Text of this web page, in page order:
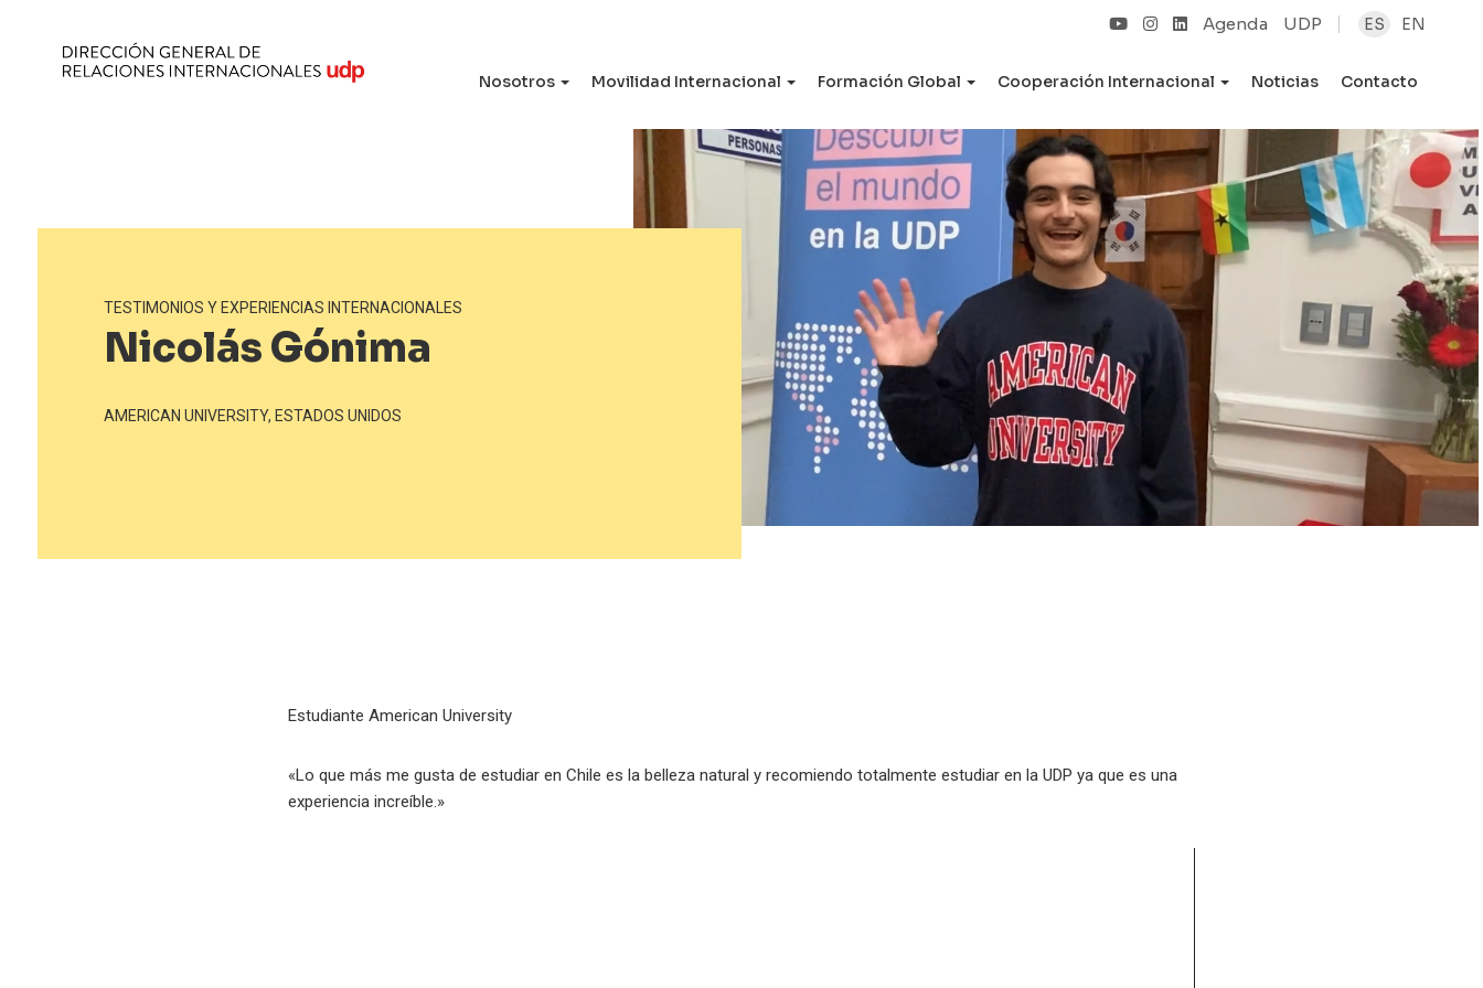
Agenda UDP ES EN
Nosotros Movilidad Internacional Formación Global Cooperación Internacional Noticias Contacto
TESTIMONIOS Y EXPERIENCIAS INTERNACIONALES
Nicolás Gónima
AMERICAN UNIVERSITY, ESTADOS UNIDOS
Estudiante American University
«Lo que más me gusta de estudiar en Chile es la belleza natural y recomiendo totalmente estudiar en la UDP ya que es una
experiencia increíble.»